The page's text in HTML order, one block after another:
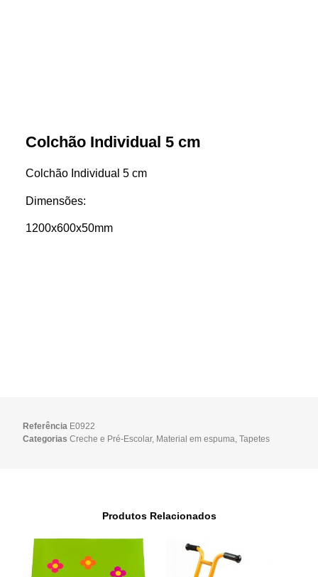
Colchão Individual 5 cm
Colchão Individual 5 cm
Dimensões:
1200x600x50mm
Referência E0922
Categorias Creche e Pré-Escolar, Material em espuma,Tapetes
Produtos Relacionados